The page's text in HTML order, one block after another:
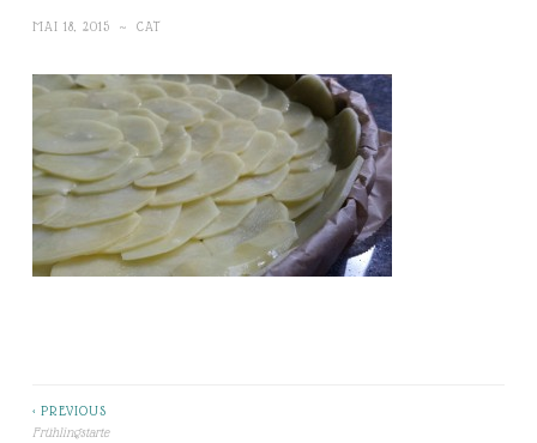
MAI 18, 2015 ~ CAT
Beitragsnavigation
< PREVIOUS
Frühlingstarte